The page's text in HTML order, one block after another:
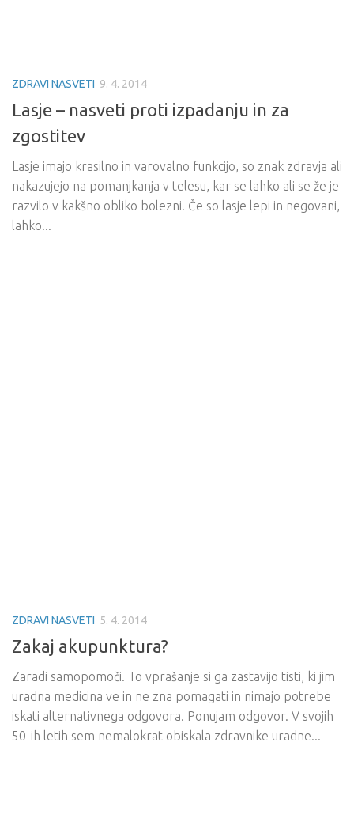
ZDRAVI NASVETI 9. 4. 2014
Lasje – nasveti proti izpadanju in za
zgostitev
Lasje imajo krasilno in varovalno funkcijo, so znak zdravja ali
nakazujejo na pomanjkanja v telesu, kar se lahko ali se že je
razvilo v kakšno obliko bolezni. Če so lasje lepi in negovani,
lahko...
ZDRAVI NASVETI 5. 4. 2014
Zakaj akupunktura?
Zaradi samopomoči. To vprašanje si ga zastavijo tisti, ki jim
uradna medicina ve in ne zna pomagati in nimajo potrebe
iskati alternativnega odgovora. Ponujam odgovor. V svojih
50-ih letih sem nemalokrat obiskala zdravnike uradne...